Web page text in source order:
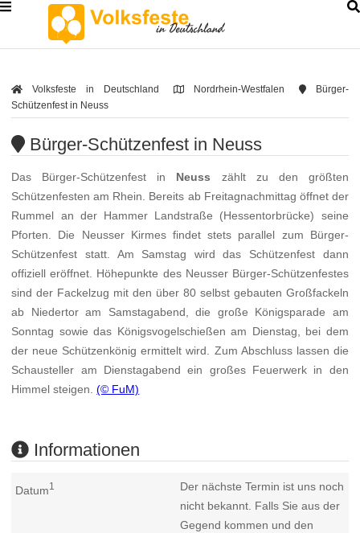
Volksfeste in Deutschland Nordrhein-Westfalen
Bürger-
Schützenfest in Neuss
Bürger-Schützenfest in Neuss
Das Bürger-Schützenfest in Neuss zählt zu den größten
Schützenfesten am Rhein. Bereits ab Freitagnachmittag öffnet der
Rummel an der Hammer Landstraße (Hessentorbrücke) seine
Pforten. Die Neusser Kirmes findet stets parallel zum Bürger-
Schützenfest statt. Am Samstag wird das Schützenfest dann
offiziell eröffnet. Höhepunkte des Neusser Bürger-Schützenfestes
sind der Fackelzug mit den über 80 selbst gebauten Großfackeln
ab Niedertor am Samstagabend, die große Königsparade am
Sonntag sowie das Königsvogelschießen am Dienstag, bei dem
der neue Schützenkönig ermittelt wird. Zum Abschluss lassen die
Schausteller am Dienstagabend ein großes Feuerwerk in den
Himmel steigen.(© FuM)
Informationen
Datum1
Der nächste Termin ist uns noch
nicht bekannt. Falls Sie aus der
Gegend kommen und den